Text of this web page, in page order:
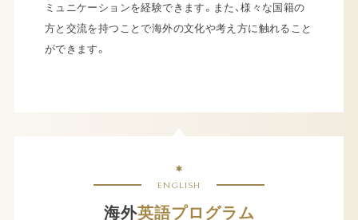
ミュニケーションを経験できます。また、様々な国籍の
方と交流を持つことで海外の文化や考え方に触れること
ができます。
ENGLISH
海外英語プログラム